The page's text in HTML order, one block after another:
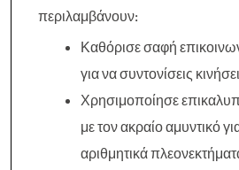
περιλαμβάνουν:
Καθόρισε σαφή
για να συντονίσεις
Χρησιμοποίησε
με τον ακραίο αμυντικό
αριθμητικά